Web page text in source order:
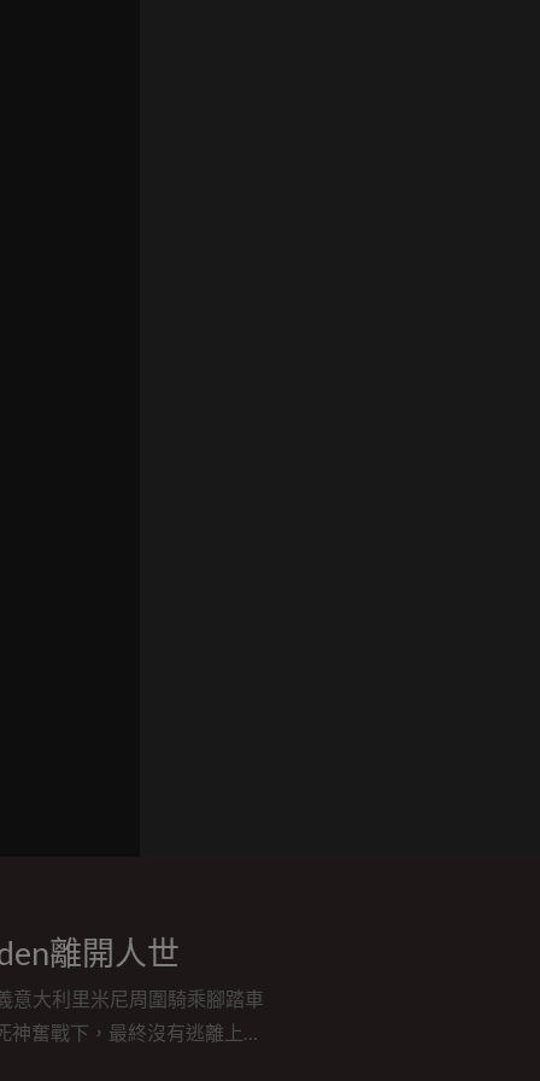
離開人世
意大利里米尼周圍騎乘腳踏車
奮戰下，最終沒有逃離上天